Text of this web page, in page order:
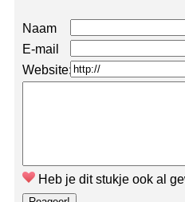
Naam
E-mail
Website:
Heb je dit stukje ook al